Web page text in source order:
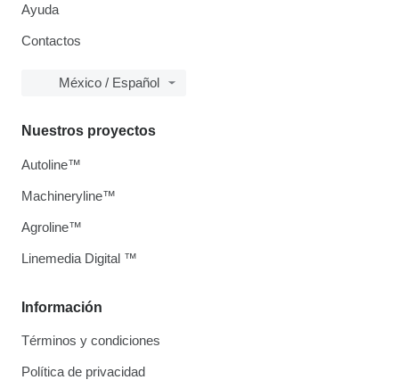
Ayuda
Contactos
México / Español
Información
Términos y condiciones
Política de privacidad
Nuestros proyectos
Autoline™
Machineryline™
Agroline™
Linemedia Digital ™